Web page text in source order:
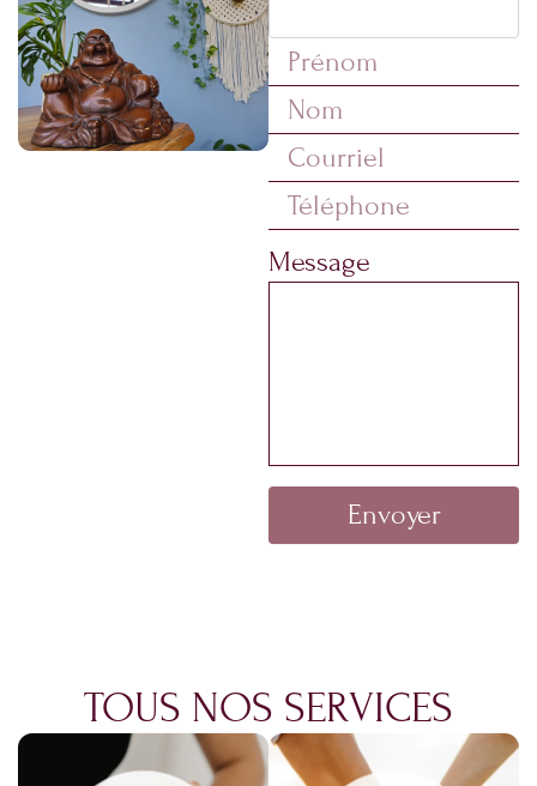
Message
TOUS NOS SERVICES